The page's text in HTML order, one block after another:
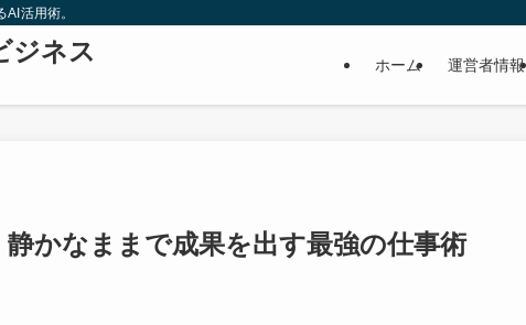
活用術。
ジネス
ホーム 運営者情報
かなままで成果を出す最強の仕事術